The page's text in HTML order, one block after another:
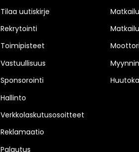
Tilaa uutiskirje
Rekrytointi
Toimipisteet
Vastuullisuus
Sponsorointi
Hallinto
Verkkolaskutusosoitteet
Reklamaatio
Palautus